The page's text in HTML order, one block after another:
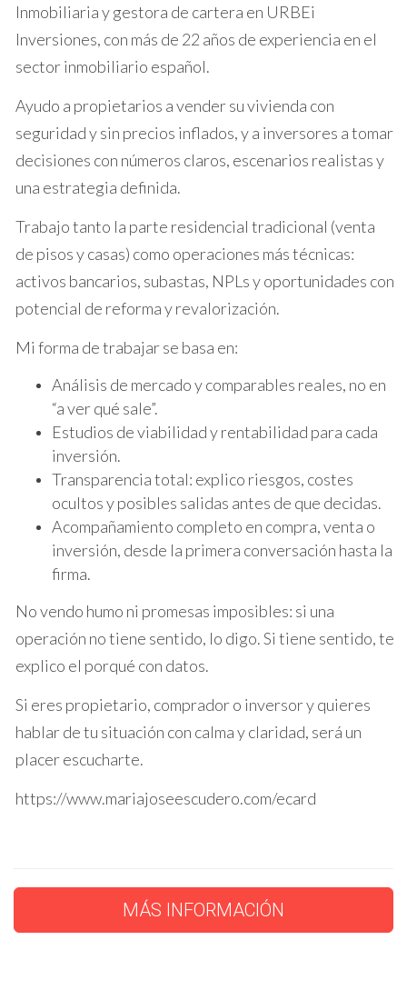
La familia Pérez decidió vender su casa después
de vivir allí durante más de diez años. Al investigar
el mercado, se dieron cuenta de que el valor de su
debido a la construcción de nuevas
infraestructuras cercanas, como escuelas y
centros comerciales. Al final, lograron vender su
casa por un precio un 20% superior al que habían
preparación y presentación del inmueble.
Caso Estudio: El Sr. García
El Sr. García tenía una propiedad que había
seguro si era el momento adecuado para vender.
Después de consultar con un agente
inmobiliario local, se dio cuenta de que los
precios estaban en aumento debido a la
creciente popularidad de Baix Camp entre los
compradores jóvenes. Siguiendo los consejos del
agente sobre mejoras menores y una buena
estrategia de marketing, logró vender su
propiedad rápidamente y a un precio
Caso Estudio: La Sra. López
La Sra. López enfrentó un desafío diferente;
un cambio laboral. Aunque estaba preocupada
por obtener un buen precio en poco tiempo,
decidió trabajar con Mª Jose Escudero, quien le
proporcionó asesoramiento experto sobre cómo
encima del precio esperado.
ESTRATEGIAS PARA UNA
Inmobiliaria y gestora de cartera en URBEi
Inversiones, con más de 22 años de experiencia en el
sector inmobiliario español.
Ayudo a propietarios a vender su vivienda con
seguridad y sin precios inflados, y a inversores a tomar
decisiones con números claros, escenarios realistas y
una estrategia definida.
Trabajo tanto la parte residencial tradicional (venta
de pisos y casas) como operaciones más técnicas:
activos bancarios, subastas, NPLs y oportunidades con
potencial de reforma y revalorización.
Mi forma de trabajar se basa en:
Análisis de mercado y comparables reales, no en
“a ver qué sale”.
Estudios de viabilidad y rentabilidad para cada
inversión.
Transparencia total: explico riesgos, costes
ocultos y posibles salidas antes de que decidas.
Acompañamiento completo en compra, venta o
inversión, desde la primera conversación hasta la
firma.
No vendo humo ni promesas imposibles: si una
operación no tiene sentido, lo digo. Si tiene sentido, te
explico el porqué con datos.
Si eres propietario, comprador o inversor y quieres
hablar de tu situación con calma y claridad, será un
placer escucharte.
https://www.mariajoseescudero.com/ecard
MÁS INFORMACIÓN